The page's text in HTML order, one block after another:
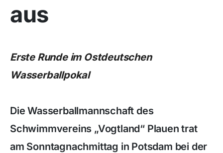
aus
Erste Runde im Ostdeutschen
Wasserballpokal
Die Wasserballmannschaft des
Schwimmvereins „Vogtland“ Plauen trat
am Sonntagnachmittag in Potsdam bei der